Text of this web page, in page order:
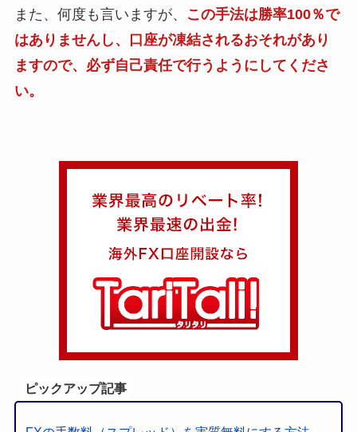
また、何度も言いますが、
この手法は勝率100％で
はありませんし、口座が凍結されるおそれがあり
ますので、必ず自己責任で行うようにしてくださ
い。
ピックアップ記事